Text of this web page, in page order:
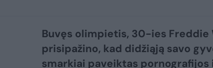
Buvęs olimpietis, 30-ies Freddie
prisipažino, kad didžiąją savo
smarkiai paveiktas pornografijos